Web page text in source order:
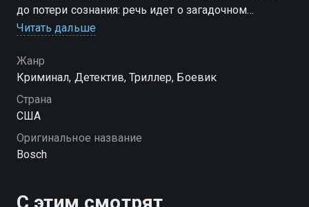
до потери сознания: речь идет о загадочном
убийстве 13-летнего мальчика
Посмотреть онлайн 7 сезон сериала Босх вы
можете совершенно бесплатно в хорошем HD
качестве на Смотрёшке
Читать дальше
Жанр
Криминал, Детектив, Триллер, Боевик
Страна
США
Оригинальное название
Bosch